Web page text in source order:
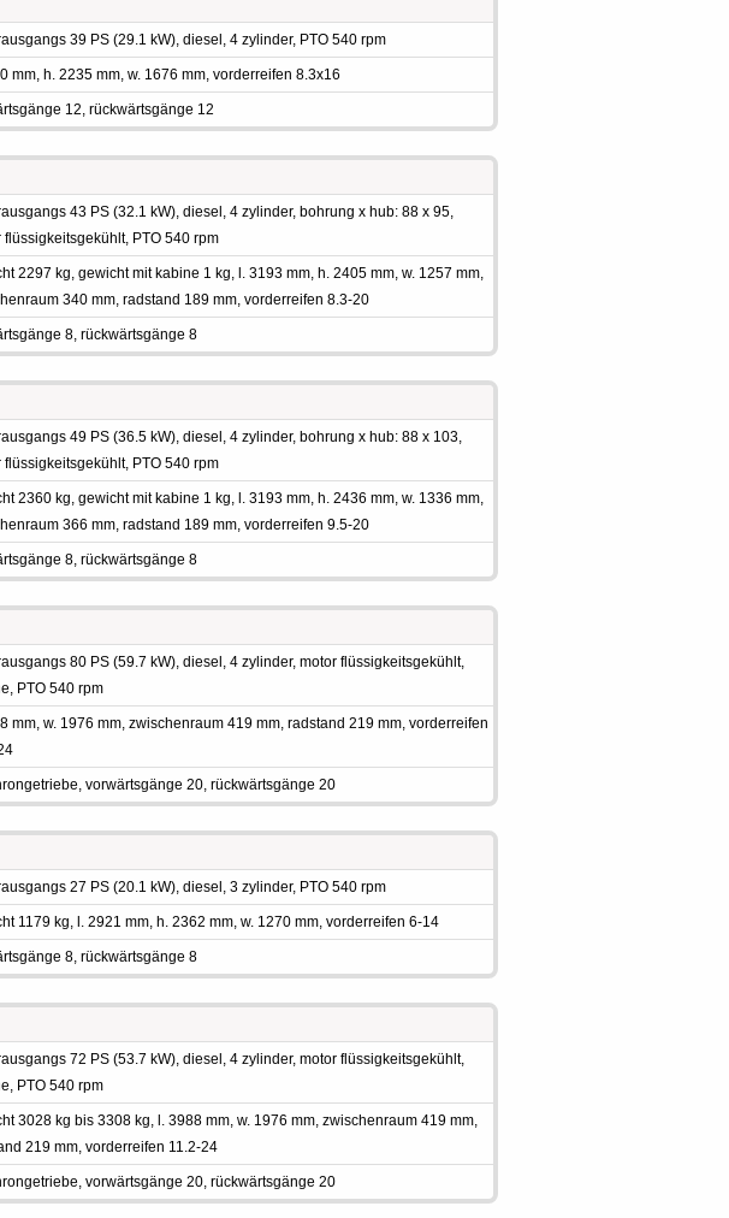
39 PS (29.1 kW), diesel, 4 zylinder, PTO 540 rpm
mm, h. 2235 mm, w. 1676 mm, vorderreifen 8.3x16
12, rückwärtsgänge 12
43 PS (32.1 kW), diesel, 4 zylinder, bohrung x hub: 88 x 95,
flüssigkeitsgekühlt, PTO 540 rpm
2297 kg, gewicht mit kabine 1 kg, l. 3193 mm, h. 2405 mm, w. 1257 mm,
340 mm, radstand 189 mm, vorderreifen 8.3-20
8, rückwärtsgänge 8
49 PS (36.5 kW), diesel, 4 zylinder, bohrung x hub: 88 x 103,
flüssigkeitsgekühlt, PTO 540 rpm
2360 kg, gewicht mit kabine 1 kg, l. 3193 mm, h. 2436 mm, w. 1336 mm,
366 mm, radstand 189 mm, vorderreifen 9.5-20
8, rückwärtsgänge 8
80 PS (59.7 kW), diesel, 4 zylinder, motor flüssigkeitsgekühlt,
PTO 540 rpm
mm, w. 1976 mm, zwischenraum 419 mm, radstand 219 mm, vorderreifen
vorwärtsgänge 20, rückwärtsgänge 20
27 PS (20.1 kW), diesel, 3 zylinder, PTO 540 rpm
1179 kg, l. 2921 mm, h. 2362 mm, w. 1270 mm, vorderreifen 6-14
8, rückwärtsgänge 8
72 PS (53.7 kW), diesel, 4 zylinder, motor flüssigkeitsgekühlt,
PTO 540 rpm
3028 kg bis 3308 kg, l. 3988 mm, w. 1976 mm, zwischenraum 419 mm,
219 mm, vorderreifen 11.2-24
vorwärtsgänge 20, rückwärtsgänge 20